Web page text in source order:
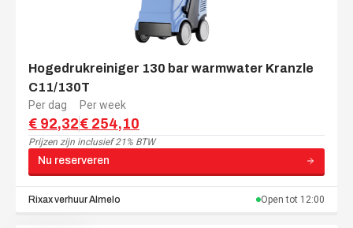
Hogedrukreiniger 130 bar warmwater Kranzle
C11/130T
Per dag
€ 92,32
Per week
€ 254,10
Prijzen zijn inclusief 21% BTW
Nu reserveren
Rixax verhuurAlmelo Open tot 12:00